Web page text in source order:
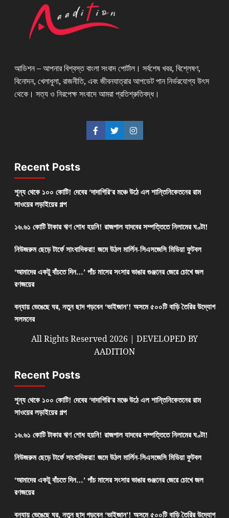
আডিশন – আপনার বিশ্বস্ত বাংলা সংবাদ পোর্টাল। সর্বশেষ খবর, বিশ্লেষণ,
বিনোদন, খেলাধুলা, রাজনীতি, এবং জীবনযাত্রার আপডেট পান নির্ভরযোগ্য উৎস
থেকে। সত্য ও নিরপেক্ষ সংবাদে আমরা প্রতিশ্রুতিবদ্ধ।
Recent Posts
শূন্য থেকে ১০০ কোটি! দেবের ‘দাদাগিরি’র মঞ্চে উঠে এল শান্তিনিকেতনের রাম
সাওয়ের লড়াইয়ের গল্প
১৬.৬১ কোটি টাকার ঋণ শোধ হয়নি! রাজপাল যাদবের সম্পত্তিতে নিলামের ঘণ্টা!
নিউজরুম ছেড়ে টার্ফে সাংবাদিকরা! জমে উঠল মার্লিন-সিএসজেসি মিডিয়া ফুটবল
‘আমাদের একটু বাঁচতে দিন…’ পাঁচ মাসের সংসার ভাঙার গুঞ্জনের জেরে চোখে জল
রণজয়ের
বন্যায় ভেঙেছে ঘর, নতুন ছাদ গড়বেন ‘ভাইজান’! অসমে ৫০০টি বাড়ি তৈরির উদ্যোগ
সলমনের
All Rights Reserved 2026 | DEVELOPED BY
AADITION
Recent Posts
শূন্য থেকে ১০০ কোটি! দেবের ‘দাদাগিরি’র মঞ্চে উঠে এল শান্তিনিকেতনের রাম
সাওয়ের লড়াইয়ের গল্প
১৬.৬১ কোটি টাকার ঋণ শোধ হয়নি! রাজপাল যাদবের সম্পত্তিতে নিলামের ঘণ্টা!
নিউজরুম ছেড়ে টার্ফে সাংবাদিকরা! জমে উঠল মার্লিন-সিএসজেসি মিডিয়া ফুটবল
‘আমাদের একটু বাঁচতে দিন…’ পাঁচ মাসের সংসার ভাঙার গুঞ্জনের জেরে চোখে জল
রণজয়ের
বন্যায় ভেঙেছে ঘর, নতুন ছাদ গড়বেন ‘ভাইজান’! অসমে ৫০০টি বাড়ি তৈরির উদ্যোগ